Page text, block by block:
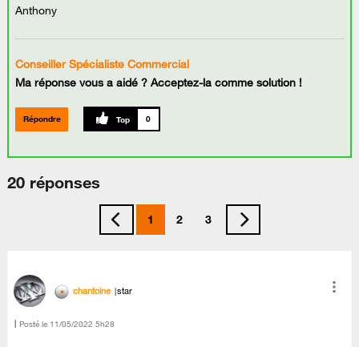
Anthony
Conseiller Spécialiste Commercial
Ma réponse vous a aidé ? Acceptez-la comme solution !
Répondre 0
20 réponses
1 2 3
chantoine star
Posté le ‎11/05/2022 5h28